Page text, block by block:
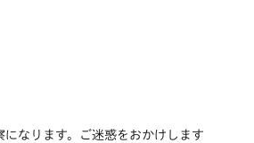
なります。ご迷惑をおかけします